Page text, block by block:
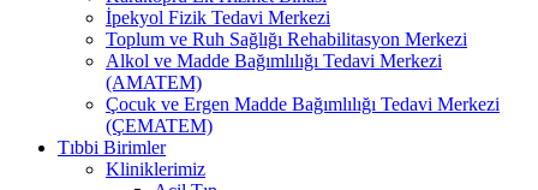
İpekyol Fizik Tedavi Merkezi
Toplum ve Ruh Sağlığı Rehabilitasyon Merkezi
Alkol ve Madde Bağımlılığı Tedavi Merkezi
(AMATEM)
Çocuk ve Ergen Madde Bağımlılığı Tedavi Merkezi
(ÇEMATEM)
Tıbbi Birimler
Kliniklerimiz